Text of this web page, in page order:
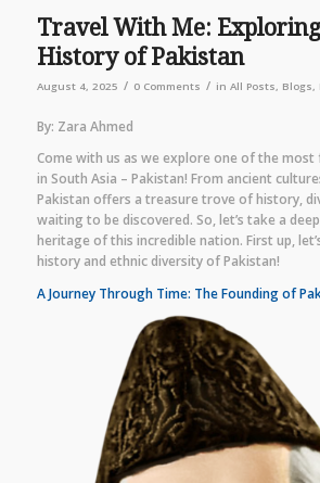
Travel With Me:
History of Pakistan
August 4, 2025 / 0 Comments / in All Posts, Blogs,
By: Zara Ahmed
Come with us as we explore one of the
in South Asia – Pakistan! From ancient
Pakistan offers a treasure trove of history,
waiting to be discovered. So, let’s take a
heritage of this incredible nation. First up,
history and ethnic diversity of Pakistan!
A Journey Through Time: The Founding of